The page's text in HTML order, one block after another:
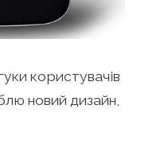
користувачів
новий дизайн,